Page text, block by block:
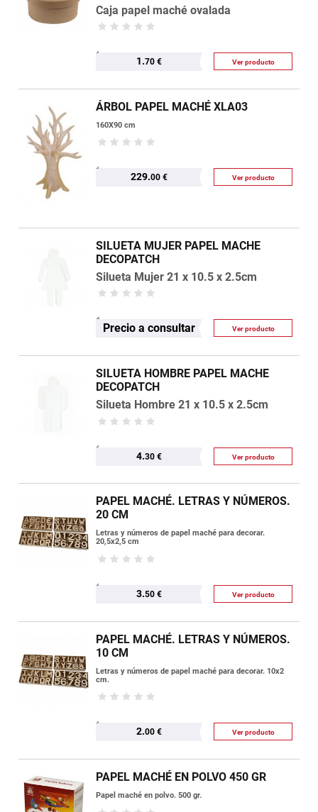
Caja papel maché ovalada
1.70 € Ver producto
ÁRBOL PAPEL MACHÉ XLA03
160X90 cm
229.00 € Ver producto
SILUETA MUJER PAPEL MACHE
DECOPATCH
Silueta Mujer 21 x 10.5 x 2.5cm
Precio a consultar Ver producto
SILUETA HOMBRE PAPEL MACHE
DECOPATCH
Silueta Hombre 21 x 10.5 x 2.5cm
4.30 € Ver producto
PAPEL MACHÉ. LETRAS Y NÚMEROS.
20 CM
Letras y números de papel maché para decorar.
20,5x2,5 cm
3.50 € Ver producto
PAPEL MACHÉ. LETRAS Y NÚMEROS.
10 CM
Letras y números de papel maché para decorar. 10x2
cm.
2.00 € Ver producto
PAPEL MACHÉ EN POLVO 450 GR
Papel maché en polvo. 500 gr.